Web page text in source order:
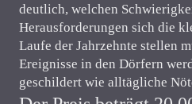
deutlich, welchen
Herausforderungen sich die
Laufe der Jahrzehnte stellen
Ereignisse in den Dörfern
geschildert wie alltägliche